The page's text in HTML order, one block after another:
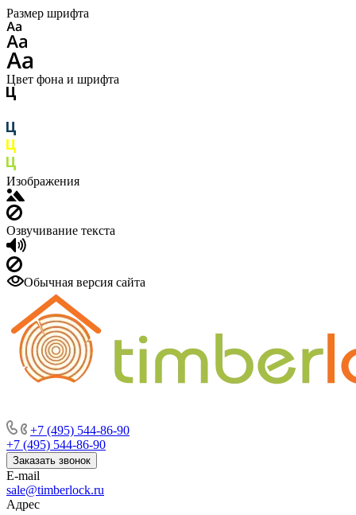
Размер шрифта
Цвет фона и шрифта
Изображения
Озвучивание текста
Обычная версия сайта
+7 (495) 544-86-90
+7 (495) 544-86-90
Заказать звонок
E-mail
sale@timberlock.ru
Адрес